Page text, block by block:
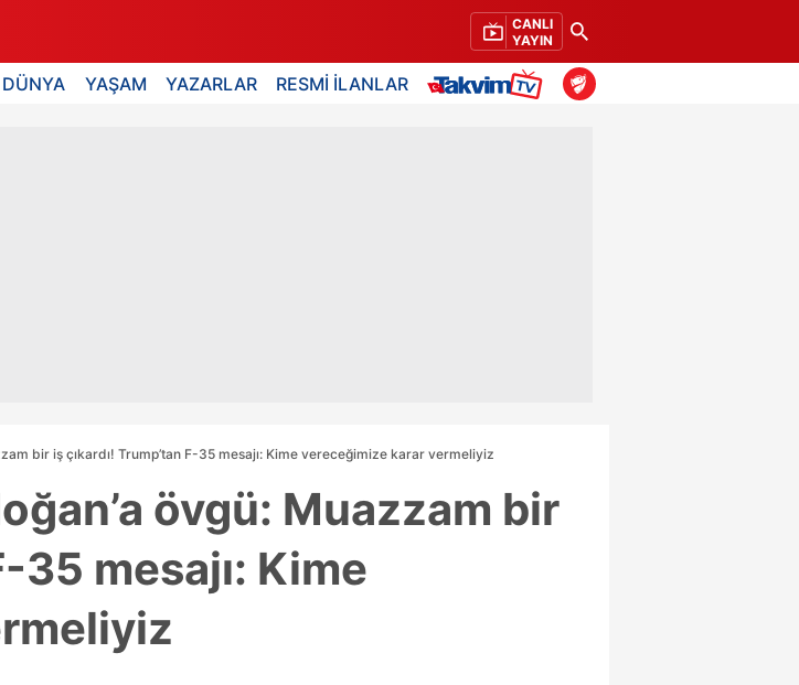
CANLI
YAYIN
DÜNYA YAŞAM YAZARLAR RESMİ İLANLAR
bir iş çıkardı! Trump’tan F-35 mesajı: Kime vereceğimize karar vermeliyiz
övgü: Muazzam bir
35 mesajı: Kime